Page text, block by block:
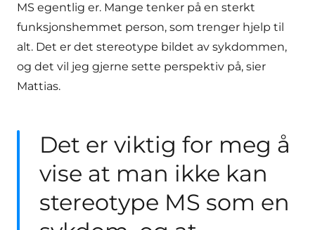
MS egentlig er. Mange tenker på en sterkt
funksjonshemmet person, som trenger hjelp til
alt. Det er det stereotype bildet av sykdommen,
og det vil jeg gjerne sette perspektiv på, sier
Mattias.
Det er viktig for meg å
vise at man ikke kan
stereotype MS som en